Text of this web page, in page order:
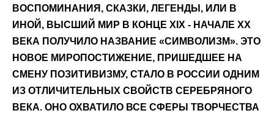
ВОСПОМИНАНИЯ, СКАЗКИ, ЛЕГЕНДЫ, ИЛИ В
ИНОЙ, ВЫСШИЙ МИР В КОНЦЕ XIX - НАЧАЛЕ ХХ
ВЕКА ПОЛУЧИЛО НАЗВАНИЕ «СИМВОЛИЗМ». ЭТО
НОВОЕ МИРОПОСТИЖЕНИЕ, ПРИШЕДШЕЕ НА
СМЕНУ ПОЗИТИВИЗМУ, СТАЛО В РОССИИ ОДНИМ
ИЗ ОТЛИЧИТЕЛЬНЫХ СВОЙСТВ СЕРЕБРЯНОГО
ВЕКА. ОНО ОХВАТИЛО ВСЕ СФЕРЫ ТВОРЧЕСТВА